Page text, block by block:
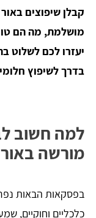
קבלן שיפוצים
מושלמת, מה הם
יעזרו לכם לשלוט
בדרך לשיפוץ
למה חשוב
מורשה
בפסקאות הבאות
כלכליים וחוקיים,